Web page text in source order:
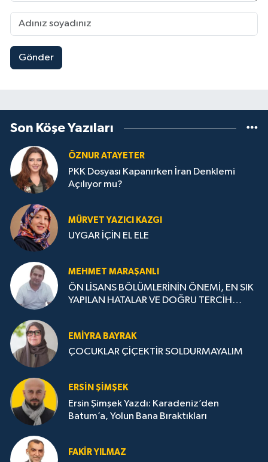
Gönder
Son Köşe Yazıları
ÖZNUR ATAYETER
PKK Dosyası Kapanırken İran Denklemi
Açılıyor mu?
MÜRVET YAZICI KAZGI
UYGAR İÇİN EL ELE
MEHMET MARAŞANLI
ÖN LİSANS BÖLÜMLERİNİN ÖNEMİ, EN SIK
YAPILAN HATALAR VE DOĞRU TERCİH
EMIYRA BAYRAK
ÇOCUKLAR ÇİÇEKTİR SOLDURMAYALIM
ERSIN ŞIMŞEK
Ersin Şimşek Yazdı: Karadeniz’den
Batum’a, Yolun Bana Bıraktıkları
FAKIR YILMAZ